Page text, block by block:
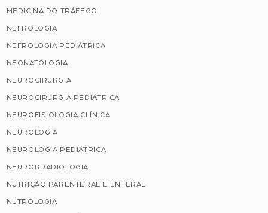
MEDICINA DO TRÁFEGO
NEFROLOGIA
NEFROLOGIA PEDIÁTRICA
NEONATOLOGIA
NEUROCIRURGIA
NEUROCIRURGIA PEDIÁTRICA
NEUROFISIOLOGIA CLÍNICA
NEUROLOGIA
NEUROLOGIA PEDIÁTRICA
NEURORRADIOLOGIA
NUTRIÇÃO PARENTERAL E ENTERAL
NUTROLOGIA